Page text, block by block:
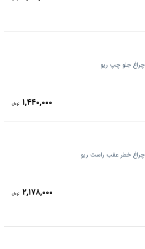
چراغ جلو چپ ریو
۱,۴۴۰,۰۰۰ تومان
چراغ خطر عقب راست ریو
۲,۱۷۸,۰۰۰ تومان